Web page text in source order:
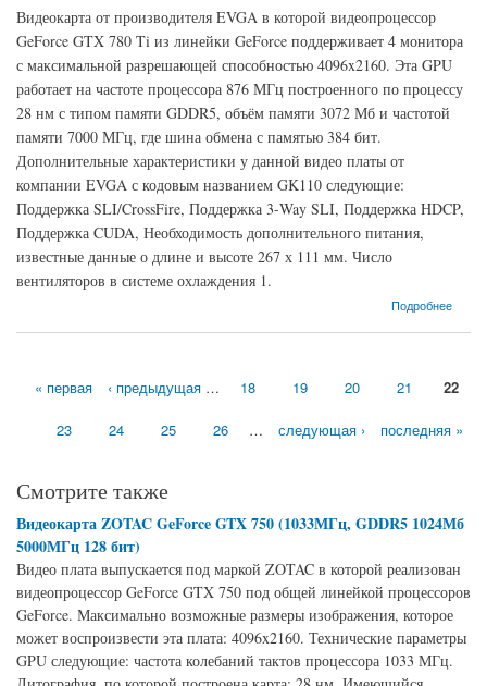
Видеокарта от производителя EVGA в которой видеопроцессор
GeForce GTX 780 Ti из линейки GeForce поддерживает 4 монитора
с максимальной разрешающей способностью 4096x2160. Эта GPU
работает на частоте процессора 876 МГц построенного по процессу
28 нм с типом памяти GDDR5, объём памяти 3072 Мб и частотой
памяти 7000 МГц, где шина обмена с памятью 384 бит.
Дополнительные характеристики у данной видео платы от
компании EVGA с кодовым названием GK110 следующие:
Поддержка SLI/CrossFire, Поддержка 3-Way SLI, Поддержка HDCP,
Поддержка CUDA, Необходимость дополнительного питания,
известные данные о длине и высоте 267 х 111 мм. Число
вентиляторов в системе охлаждения 1.
Подробнее
о Видеокарта EVGA GeForce GTX 780 Ti (876МГц, GDDR5 3072Мб 7000МГц 384 бит)
Страницы
« первая ‹ предыдущая … 18 19 20 21 22
23 24 25 26 … следующая › последняя »
Смотрите также
Видеокарта ZOTAC GeForce GTX 750 (1033МГц, GDDR5 1024Мб
5000МГц 128 бит)
Видео плата выпускается под маркой ZOTAC в которой реализован
видеопроцессор GeForce GTX 750 под общей линейкой процессоров
GeForce. Максимально возможные размеры изображения, которое
может воспроизвести эта плата: 4096x2160. Технические параметры
GPU следующие: частота колебаний тактов процессора 1033 МГц.